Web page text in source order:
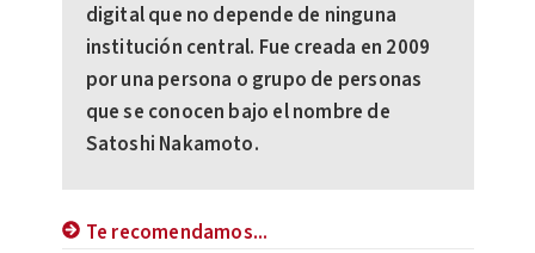
digital que no depende de ninguna
institución central. Fue creada en 2009
por una persona o grupo de personas
que se conocen bajo el nombre de
Satoshi Nakamoto.
Te recomendamos...